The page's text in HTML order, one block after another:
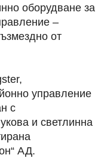
оборудване за
–
от
управление
с
и светлинна
АД.